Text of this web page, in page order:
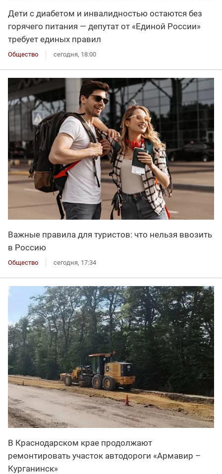
Дети с диабетом и инвалидностью остаются без
горячего питания — депутат от «Единой России»
требует единых правил
Общество сегодня, 18:00
Важные правила для туристов: что нельзя ввозить
в Россию
Общество сегодня, 17:34
В Краснодарском крае продолжают
ремонтировать участок автодороги «Армавир –
Курганинск»